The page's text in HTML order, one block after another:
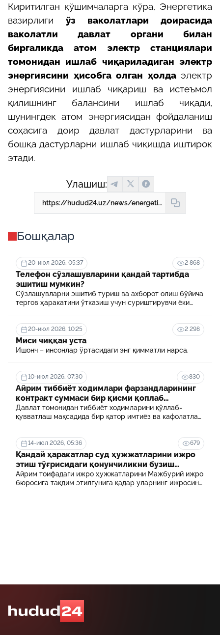
Киритилган қўшимчаларга кўра, Энергетика
вазирлиги ўз ваколатлари доирасида
ваколатли давлат органи билан
биргаликда атом электр станциялари
томонидан ишлаб чиқариладиган электр
энергиясини ҳисобга олган ҳолда электр
энергиясини ишлаб чиқариш ва истеъмол
қилишнинг балансини ишлаб чиқади,
шунингдек атом энергиясидан фойдаланиш
соҳасига доир давлат дастурларини ва
бошқа дастурларни ишлаб чиқишда иштирок
этади.
Улашиш:
https://hudud24.uz/news/energetika-vazirligining-atom-energiiasidan-foidalanish-sokhasidagi-vakolatlari-belgilandi
Бошқалар
20-июл 2026, 05:37 2 868
Телефон сўзлашувларини қандай тартибда
эшитиш мумкин?
Сўзлашувларни эшитиб туриш ва ахборот олиш бўйича
тергов ҳаракатини ўтказиш учун суриштирувчи ёки
20-июл 2026, 10:25 2 298
Миси чиққан уста
Ишонч – инсонлар ўртасидаги энг қимматли нарса.
10-июл 2026, 07:30 830
Айрим тиббиёт ходимлари фарзандларининг
контракт суммаси бир қисми қоплаб
берилади
Давлат томонидан тиббиёт ходимларини қўллаб-
қувватлаш мақсадида бир қатор имтиёз ва кафолатлар
муассасасида ўқиш учун тўланадиган контракт
маблағининг бир қисмини қоплаб бериш тартибидир
14-июл 2026, 05:36 679
Қандай ҳаракатлар суд ҳужжатларини ижро
этиш тўғрисидаги қонунчиликни бузиш
ҳисобланади? 5 муҳим факт
Айрим тоифадаги ижро ҳужжатларини Мажбурий ижро
бюросига тақдим этилгунига қадар уларнинг ижросини